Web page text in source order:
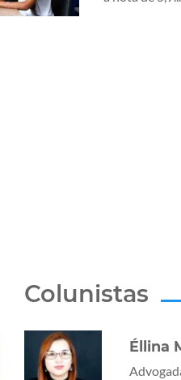
Colunistas
Éllina